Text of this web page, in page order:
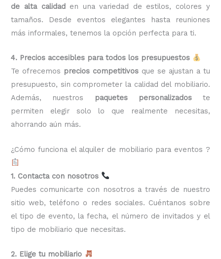
de alta calidaden una variedad de estilos, colores y
tamaños. Desde eventos elegantes hasta reuniones
más informales, tenemos la opción perfecta para ti.
4. Precios accesibles para todos los presupuestos
Te ofrecemos precios competitivos que se ajustan a tu
presupuesto, sin comprometer la calidad del mobiliario.
Además, nuestros
paquetes personalizadoste
permiten elegir solo lo que realmente necesitas,
ahorrando aún más.
¿Cómo funciona el alquiler de mobiliario para eventos ?
1. Contacta con nosotros
Puedes comunicarte con nosotros a través de nuestro
sitio web, teléfono o redes sociales. Cuéntanos sobre
el tipo de evento, la fecha, el número de invitados y el
tipo de mobiliario que necesitas.
2. Elige tu mobiliario